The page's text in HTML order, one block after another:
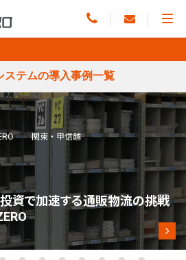
ステムの導入事例一覧
関東・甲信越
減、作業時間20％短縮を実
の向上、事業拡大への道を開く
事例